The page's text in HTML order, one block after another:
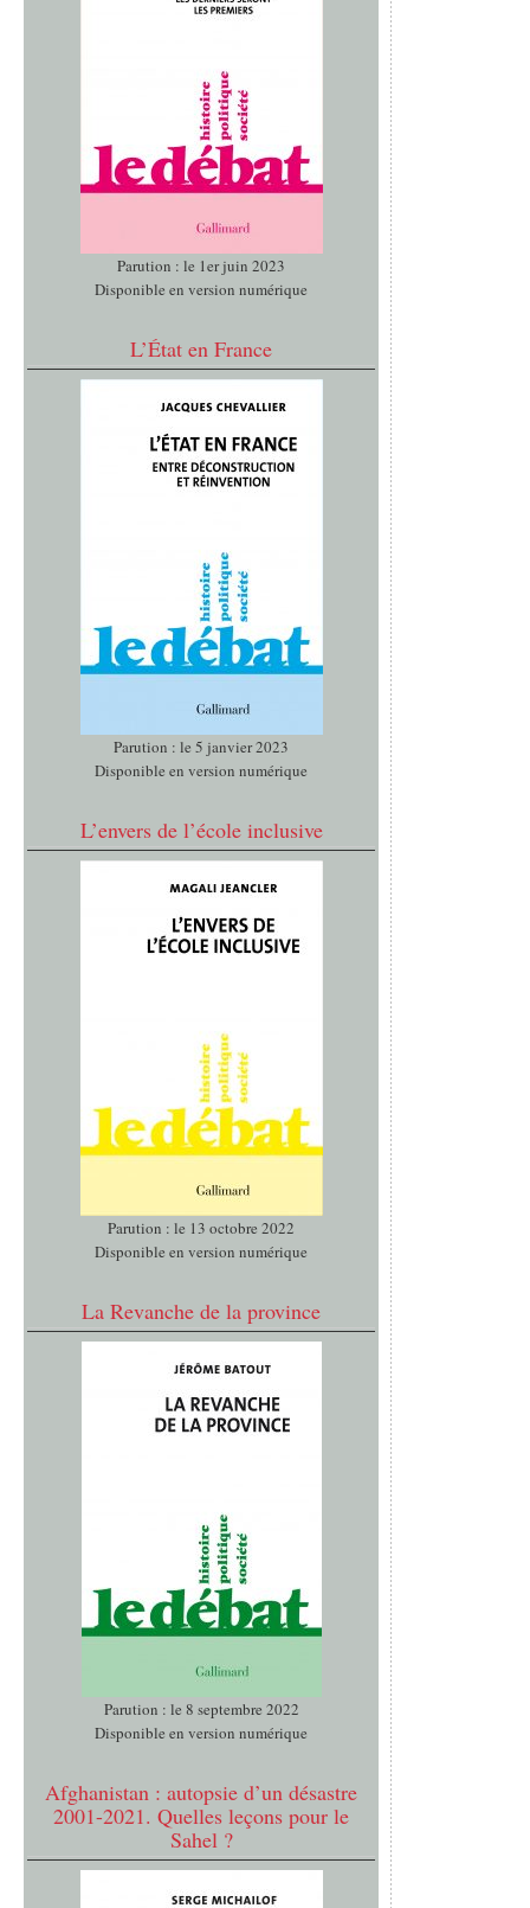
Parution : le 1er juin 2023
Disponible en version numérique
L’État en France
Parution : le 5 janvier 2023
Disponible en version numérique
L’envers de l’école inclusive
Parution : le 13 octobre 2022
Disponible en version numérique
La Revanche de la province
Parution : le 8 septembre 2022
Disponible en version numérique
Afghanistan : autopsie d’un désastre
2001-2021. Quelles leçons pour le
Sahel ?